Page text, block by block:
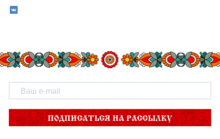
ПОДПИСАТЬСЯ НА РАССЫЛКУ